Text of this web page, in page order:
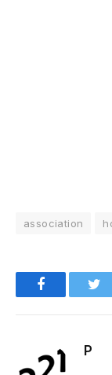
association
Facebook
P